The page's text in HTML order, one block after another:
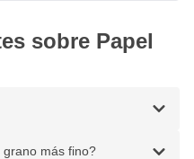
sobre Papel
más fino?